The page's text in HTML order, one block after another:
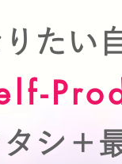
たい
タシ＋